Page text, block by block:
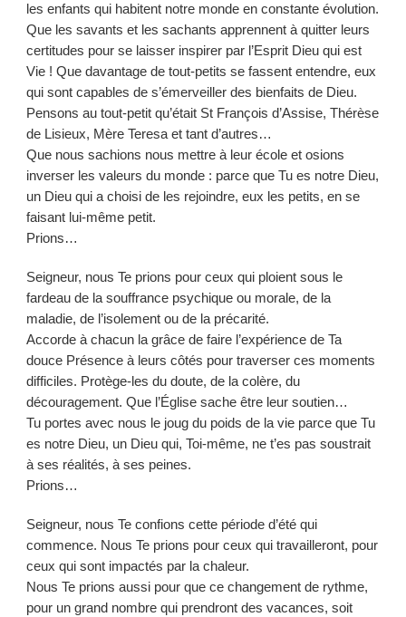
les enfants qui habitent notre monde en constante évolution.
Que les savants et les sachants apprennent à quitter leurs
certitudes pour se laisser inspirer par l’Esprit Dieu qui est
Vie ! Que davantage de tout-petits se fassent entendre, eux
qui sont capables de s’émerveiller des bienfaits de Dieu.
Pensons au tout-petit qu’était St François d’Assise, Thérèse
de Lisieux, Mère Teresa et tant d’autres…
Que nous sachions nous mettre à leur école et osions
inverser les valeurs du monde : parce que Tu es notre Dieu,
un Dieu qui a choisi de les rejoindre, eux les petits, en se
faisant lui-même petit.
Prions…
Seigneur, nous Te prions pour ceux qui ploient sous le
fardeau de la souffrance psychique ou morale, de la
maladie, de l’isolement ou de la précarité.
Accorde à chacun la grâce de faire l’expérience de Ta
douce Présence à leurs côtés pour traverser ces moments
difficiles. Protège-les du doute, de la colère, du
découragement. Que l’Église sache être leur soutien…
Tu portes avec nous le joug du poids de la vie parce que Tu
es notre Dieu, un Dieu qui, Toi-même, ne t’es pas soustrait
à ses réalités, à ses peines.
Prions…
Seigneur, nous Te confions cette période d’été qui
commence. Nous Te prions pour ceux qui travailleront, pour
ceux qui sont impactés par la chaleur.
Nous Te prions aussi pour que ce changement de rythme,
pour un grand nombre qui prendront des vacances, soit